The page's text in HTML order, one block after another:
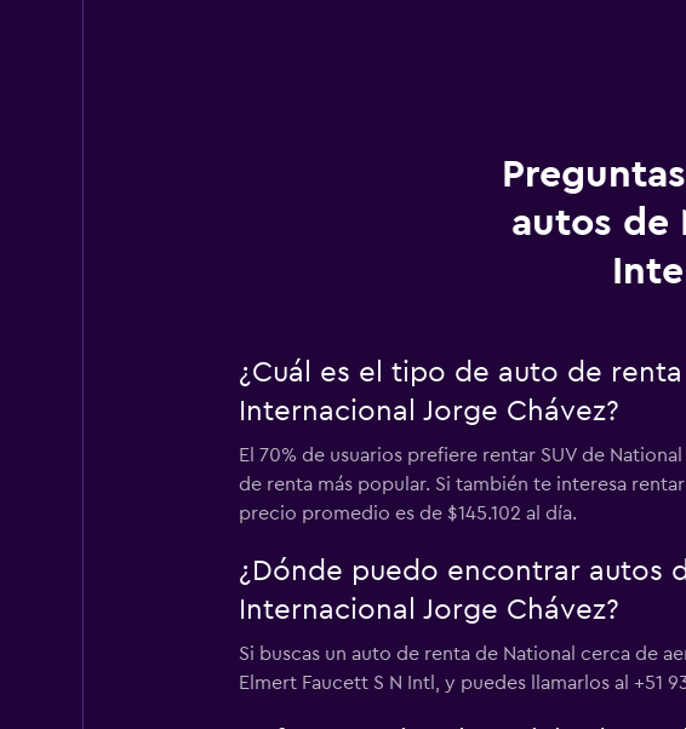
autos de
¿Cuál es el tipo de auto de
Internacional Jorge Chávez?
El 70% de usuarios prefiere rentar SUV de
de renta más popular. Si también te interesa
precio promedio es de $145.102 al día.
¿Dónde puedo encontrar autos
Internacional Jorge Chávez?
Si buscas un auto de renta de National cerca de
Elmert Faucett S N Intl, y puedes llamarlos al +51